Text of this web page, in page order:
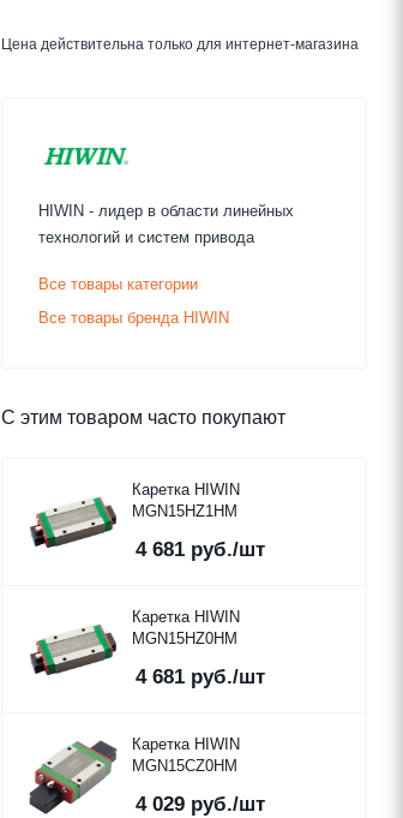
Цена действительна только для интернет-магазина
HIWIN - лидер в области линейных
технологий и систем привода
Все товары категории
Все товары бренда HIWIN
С этим товаром часто покупают
Каретка HIWIN
MGN15HZ1HM
4 681 руб./шт
Каретка HIWIN
MGN15HZ0HM
4 681 руб./шт
Каретка HIWIN
MGN15CZ0HM
4 029 руб./шт